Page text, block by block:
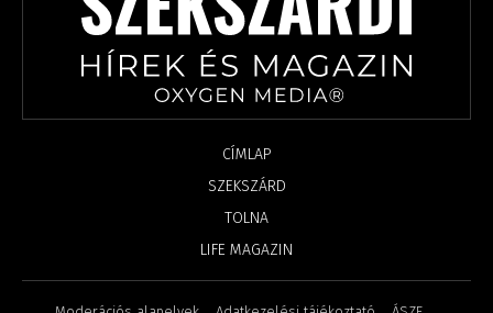
CÍMLAP
SZEKSZÁRD
TOLNA
LIFE MAGAZIN